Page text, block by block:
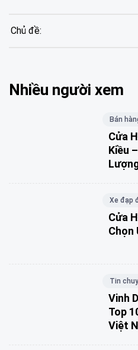
Chủ đề:
Nhiều người xem
Bán
Cửa
Kiều
Xe đạp
Cửa
Chọn
Tin
Vinh
Top
Việt